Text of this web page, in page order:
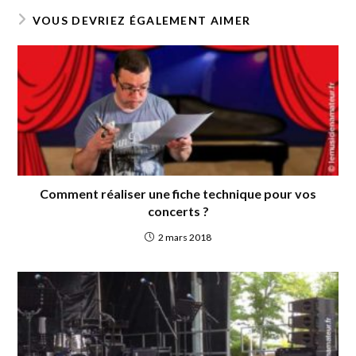
b
o
o
k
er l
g
er
VOUS DEVRIEZ ÉGALEMENT AIMER
Comment réaliser une fiche technique pour vos
concerts ?
2 mars 2018